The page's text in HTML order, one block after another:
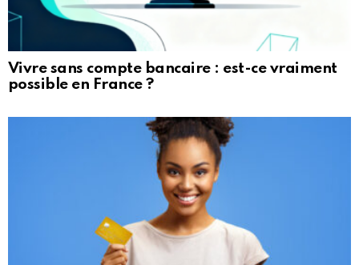
Vivre sans compte bancaire : est-ce vraiment
possible en France ?